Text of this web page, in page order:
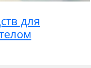
для